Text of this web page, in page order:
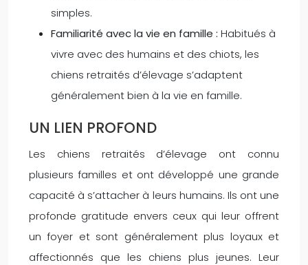
simples.
Familiarité avec la vie en famille : Habitués à
vivre avec des humains et des chiots, les
chiens retraités d’élevage s’adaptent
généralement bien à la vie en famille.
UN LIEN PROFOND
Les chiens retraités d’élevage ont connu
plusieurs familles et ont développé une grande
capacité à s’attacher à leurs humains. Ils ont une
profonde gratitude envers ceux qui leur offrent
un foyer et sont généralement plus loyaux et
affectionnés que les chiens plus jeunes. Leur